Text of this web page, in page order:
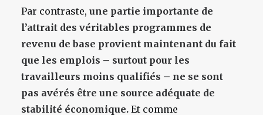
Par contraste, une partie importante de
l’attrait des véritables programmes de
revenu de base provient maintenant du fait
que les emplois – surtout pour les
travailleurs moins qualifiés – ne se sont
pas avérés être une source adéquate de
stabilité économique. Et comme